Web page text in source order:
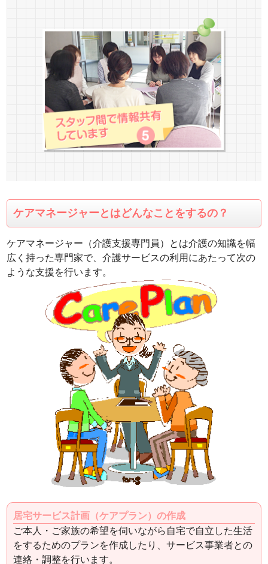
ケアマネージャーとはどんなことをするの？
ケアマネージャー（介護支援専門員）とは介護の知識を幅
広く持った専門家で、介護サービスの利用にあたって次の
ような支援を行います。
居宅サービス計画（ケアプラン）の作成
ご本人・ご家族の希望を伺いながら自宅で自立した生活
をするためのプランを作成したり、サービス事業者との
連絡・調整を行います。